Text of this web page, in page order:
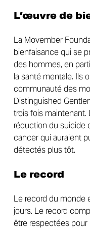
L’œuvre de
La Movember
bienfaisance qui se
des hommes, en
la santé mentale. Ils
communauté des
Distinguished
trois fois maintenant.
réduction du suicide
cancer qui auraient
détectés plus tôt.
Le record
Le record du monde
jours. Le record
être respectées pour